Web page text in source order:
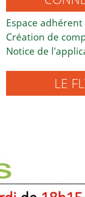
Espace adhérent
Création de
Notice de
LE